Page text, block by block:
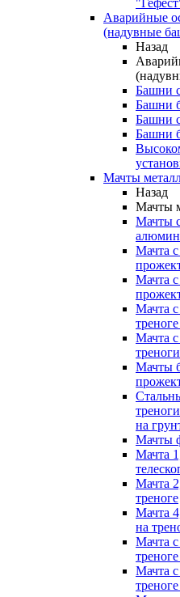
Аварийные
(надувные
Назад
Башни
Башни
Башни
Башни
Мачты
Назад
Мачты
Мачты
Мачта с
Мачта с
Мачта с
Мачта с
Мачты
на
Мачты
Мачта
Мачта
треноге
Мачта
на
Мачта с
Мачта с